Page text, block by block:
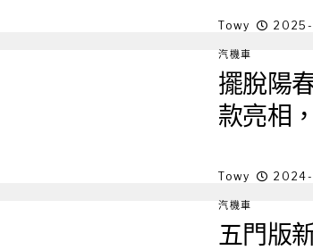
Towy
汽機車
擺脫陽
款亮相
Towy
汽機車
五門版